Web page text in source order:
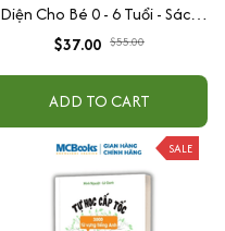
Diện Cho Bé 0 - 6 Tuổi - Sách
Song Ngữ Việt - Anh
$37.00 $55.00
ADD TO CART
SALE